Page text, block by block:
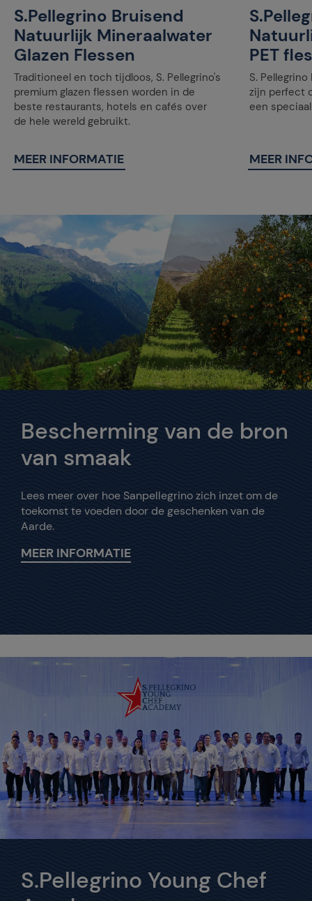
S.Pellegrino Bruisend
Natuurlijk Mineraalwater
Glazen Flessen
Traditioneel en toch tijdloos, S. Pellegrino's
premium glazen flessen worden in de
beste restaurants, hotels en cafés over
de hele wereld gebruikt.
MEER INFORMATIE
PET
S.
zijn perfect
een
MEER
Bescherming van de bron
van smaak
Lees meer over hoe Sanpellegrino zich inzet om de
toekomst te voeden door de geschenken van de
Aarde.
MEER INFORMATIE
S.Pellegrino Young Chef